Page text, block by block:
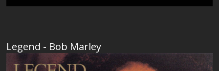
Legend - Bob Marley